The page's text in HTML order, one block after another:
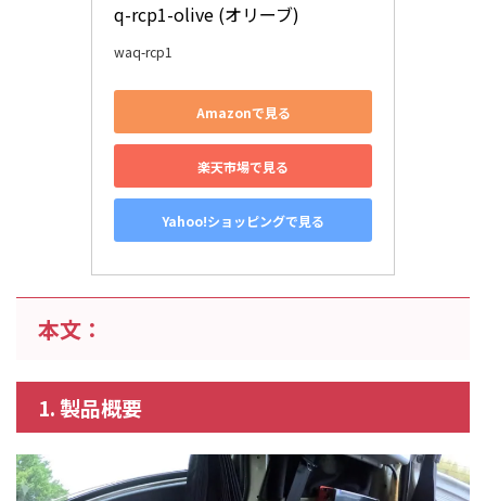
q-rcp1-olive (オリーブ)
waq-rcp1
Amazonで見る
楽天市場で見る
Yahoo!ショッピングで見る
本文：
1. 製品概要